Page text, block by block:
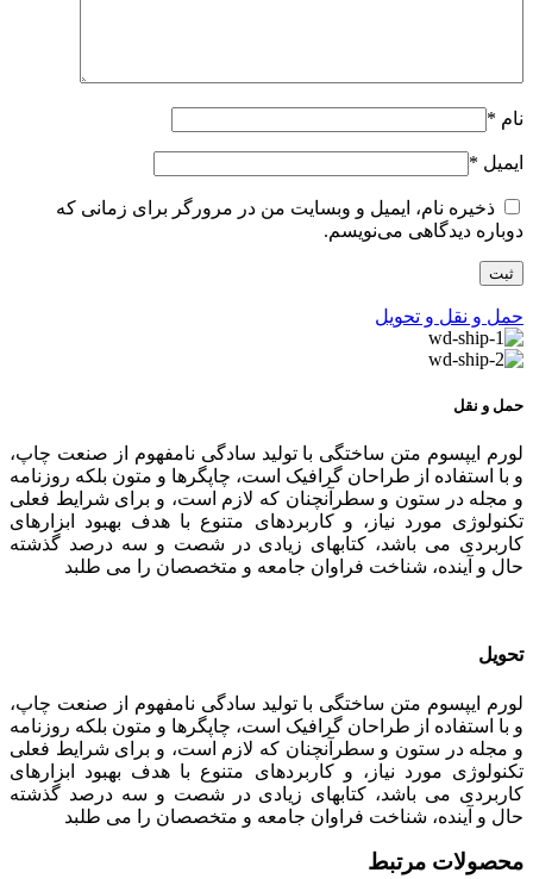
نام *
ایمیل *
ذخیره نام، ایمیل و وبسایت من در مرورگر برای زمانی که
دوباره دیدگاهی می‌نویسم.
حمل و نقل و تحویل
حمل و نقل
لورم ایپسوم متن ساختگی با تولید سادگی نامفهوم از صنعت چاپ،
و با استفاده از طراحان گرافیک است، چاپگرها و متون بلکه روزنامه
و مجله در ستون و سطرآنچنان که لازم است، و برای شرایط فعلی
تکنولوژی مورد نیاز، و کاربردهای متنوع با هدف بهبود ابزارهای
کاربردی می باشد، کتابهای زیادی در شصت و سه درصد گذشته
حال و آینده، شناخت فراوان جامعه و متخصصان را می طلبد
تحویل
لورم ایپسوم متن ساختگی با تولید سادگی نامفهوم از صنعت چاپ،
و با استفاده از طراحان گرافیک است، چاپگرها و متون بلکه روزنامه
و مجله در ستون و سطرآنچنان که لازم است، و برای شرایط فعلی
تکنولوژی مورد نیاز، و کاربردهای متنوع با هدف بهبود ابزارهای
کاربردی می باشد، کتابهای زیادی در شصت و سه درصد گذشته
حال و آینده، شناخت فراوان جامعه و متخصصان را می طلبد
محصولات مرتبط